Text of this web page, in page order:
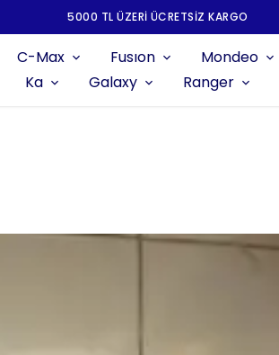
5000 TL ÜZERI ÜCRETSIZ KARGO
C-Max Fusıon Mondeo
Ka Galaxy Ranger